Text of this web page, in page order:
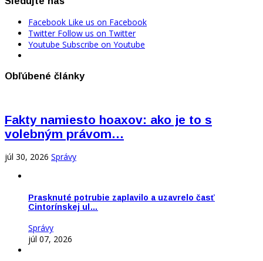
Facebook Like us on Facebook
Twitter Follow us on Twitter
Youtube Subscribe on Youtube
Obľúbené články
Fakty namiesto hoaxov: ako je to s
volebným právom…
júl 30, 2026 Správy
Prasknuté potrubie zaplavilo a uzavrelo časť
Cintorínskej ul…
Správy
júl 07, 2026